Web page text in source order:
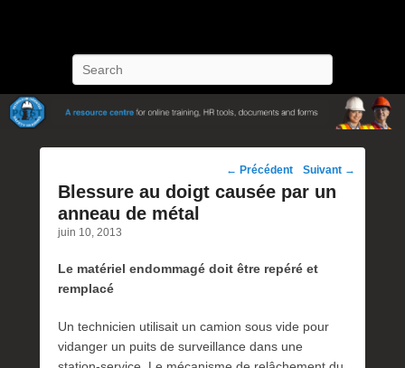
Navigation
des
← Précédent Suivant →
Blessure au doigt causée par un
anneau de métal
juin 10, 2013
Le matériel endommagé doit être repéré et
remplacé
Un technicien utilisait un camion sous vide pour
vidanger un puits de surveillance dans une